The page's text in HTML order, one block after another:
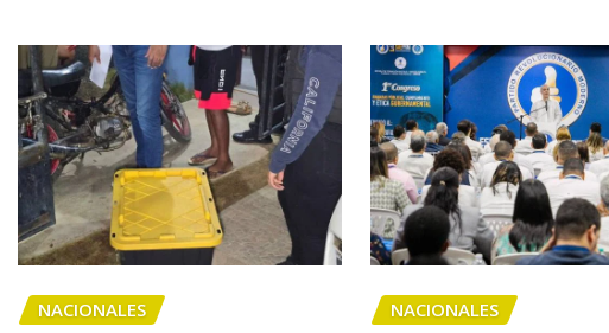
NACIONALES NACIONALES